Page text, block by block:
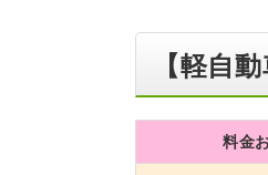
【軽自
料金